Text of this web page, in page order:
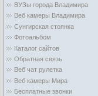
ВУЗы города Владимира
Веб камеры Владимира
Сунгирская стоянка
Фотоальбом
Каталог сайтов
Обратная связь
Веб чат рулетка
Веб камеры Мира
Бесплатные звонки